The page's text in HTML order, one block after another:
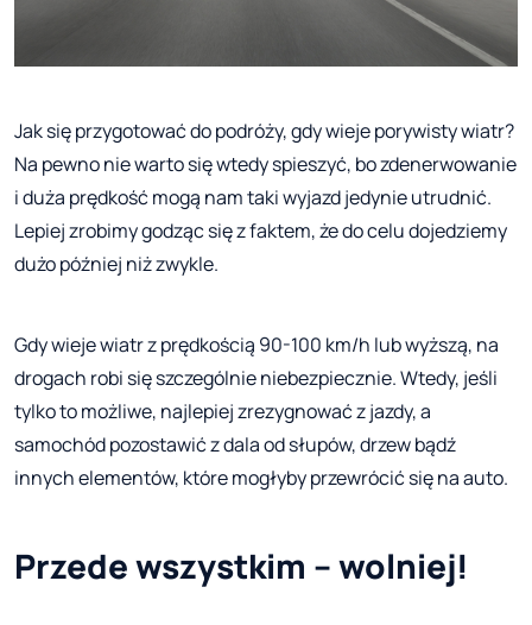
Jak się przygotować do podróży, gdy wieje porywisty wiatr?
Na pewno nie warto się wtedy spieszyć, bo zdenerwowanie
i duża prędkość mogą nam taki wyjazd jedynie utrudnić.
Lepiej zrobimy godząc się z faktem, że do celu dojedziemy
dużo później niż zwykle.
Gdy wieje wiatr z prędkością 90-100 km/h lub wyższą, na
drogach robi się szczególnie niebezpiecznie. Wtedy, jeśli
tylko to możliwe, najlepiej zrezygnować z jazdy, a
samochód pozostawić z dala od słupów, drzew bądź
innych elementów, które mogłyby przewrócić się na auto.
Przede wszystkim – wolniej!